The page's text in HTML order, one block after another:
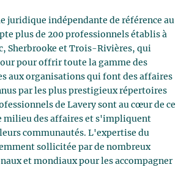
juridique indépendante de référence au
plus de 200 professionnels établis à
Sherbrooke et Trois-Rivières, qui
pour offrir toute la gamme des
aux organisations qui font des affaires
par les plus prestigieux répertoires
de Lavery sont au cœur de ce
milieu des affaires et s'impliquent
communautés. L'expertise du
sollicitée par de nombreux
et mondiaux pour les accompagner